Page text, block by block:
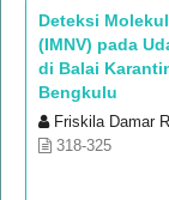
Deteksi
(IMNV) pada
di Balai
Bengkulu
Friskila Damar
318-325